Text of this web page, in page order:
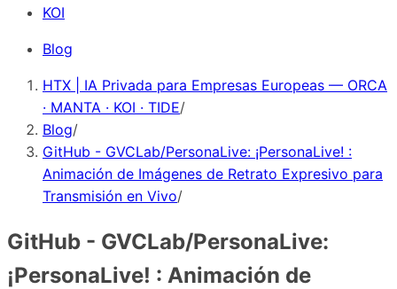
KOI
Blog
HTX | IA Privada para Empresas Europeas — ORCA
· MANTA · KOI · TIDE/
Blog/
GitHub - GVCLab/PersonaLive: ¡PersonaLive! :
Animación de Imágenes de Retrato Expresivo para
Transmisión en Vivo/
GitHub - GVCLab/PersonaLive:
¡PersonaLive! : Animación de